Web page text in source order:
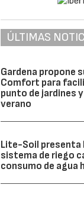
ÚLTIMAS
Gardena propone
Comfort para
punto de jardines
verano
Lite-Soil presenta
sistema de riego
consumo de agua